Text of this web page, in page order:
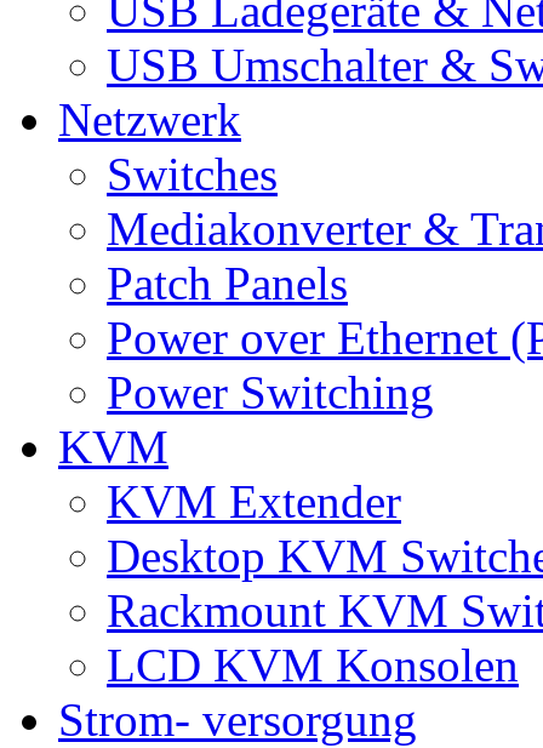
USB Umschalter &
Netzwerk
Switches
Mediakonverter &
Patch Panels
Power over Ethernet
Power Switching
KVM
KVM Extender
Desktop KVM
Rackmount KVM
LCD KVM Konsolen
Strom- versorgung